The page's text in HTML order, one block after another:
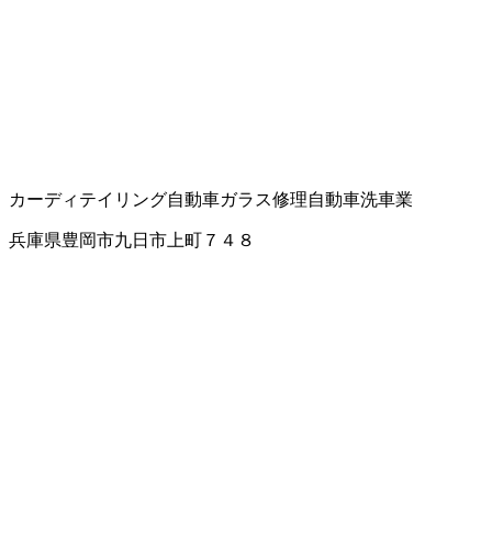
カーディテイリング自動車ガラス修理自動車洗車業
兵庫県豊岡市九日市上町７４８